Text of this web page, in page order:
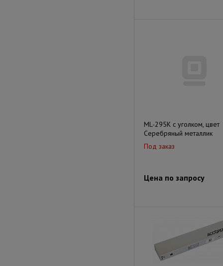
ML-295K с уголком, цвет
Серебряный металлик
Под заказ
Цена по запросу